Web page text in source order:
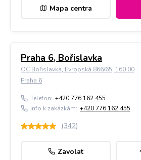
Mapa centra
Praha 6, Bořislavka
OC Bořislavka, Evropská 866/65, 160 00
Praha 6
Telefon: +420 776 162 455
Info k zakázkám: +420 776 162 455
(342)
Zavolat